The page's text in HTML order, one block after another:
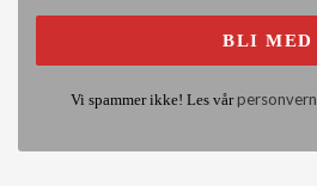
Vi spammer ikke! Les vår